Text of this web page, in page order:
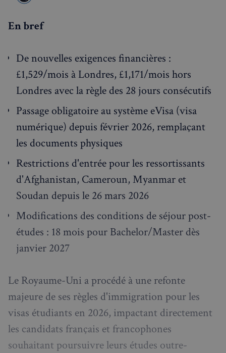
En bref
De nouvelles exigences financières :
£1,529/mois à Londres, £1,171/mois hors
Londres avec la règle des 28 jours consécutifs
Passage obligatoire au système eVisa (visa
numérique) depuis février 2026, remplaçant
les documents physiques
Restrictions d'entrée pour les ressortissants
d'Afghanistan, Cameroun, Myanmar et
Soudan depuis le 26 mars 2026
Modifications des conditions de séjour post-
études : 18 mois pour Bachelor/Master dès
janvier 2027
Le Royaume-Uni a procédé à une refonte
majeure de ses règles d'immigration pour les
visas étudiants en 2026, impactant directement
les candidats français et francophones
souhaitant poursuivre leurs études outre-